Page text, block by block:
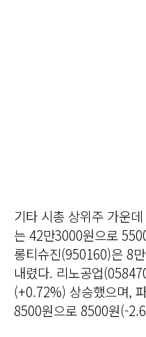
기타 시총 상위주 가운
는 42만3000원으로
롱티슈진(950160)은 8
내렸다. 리노공업
(+0.72%) 상승했으며,
8500원으로 8500원(-